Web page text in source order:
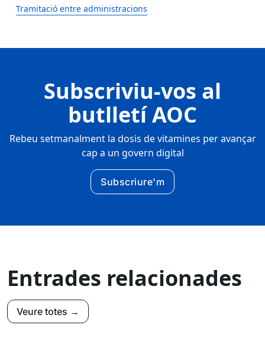
Tramitació entre administracions
Subscriviu-vos al
butlletí AOC
Rebeu setmanalment la dosis de vitamines per avançar
cap a un govern digital
Subscriure'm
Entrades relacionades
Veure totes →